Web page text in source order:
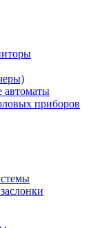
автоматы
приборов